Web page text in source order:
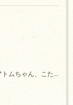
今日はみっぷるちゃん、アトムちゃん、こたろうちゃん、ルルちゃん、アンジュちゃん、がぶちゃんのトリミングの紹介です【奈良のエース動物病院】